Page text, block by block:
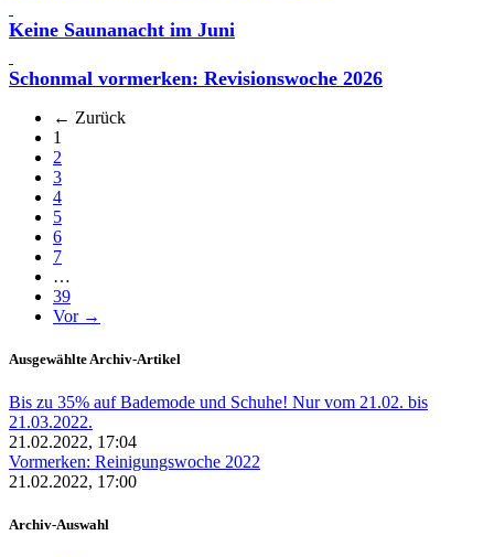
Keine Saunanacht im Juni
Schonmal vormerken: Revisionswoche 2026
← Zurück
1
2
3
4
5
6
7
…
39
Vor →
Ausgewählte Archiv-Artikel
Bis zu 35% auf Bademode und Schuhe! Nur vom 21.02. bis
21.03.2022.
21.02.2022, 17:04
Vormerken: Reinigungswoche 2022
21.02.2022, 17:00
Archiv-Auswahl